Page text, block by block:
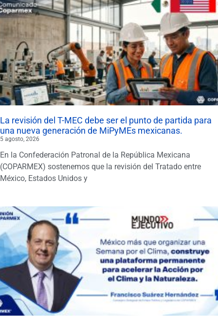
La revisión del T-MEC debe ser el punto de partida para
una nueva generación de MiPyMEs mexicanas.
5 agosto, 2026
En la Confederación Patronal de la República Mexicana
(COPARMEX) sostenemos que la revisión del Tratado entre
México, Estados Unidos y